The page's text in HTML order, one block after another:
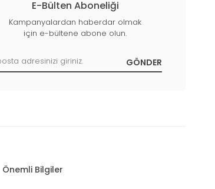
E-Bülten Aboneliği
Kampanyalardan haberdar olmak
için e-bültene abone olun.
Önemli Bilgiler